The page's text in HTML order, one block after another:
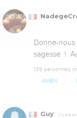
Donne-nous
sagesse  !
139 personnes
AMEN
Guy Il y a 8